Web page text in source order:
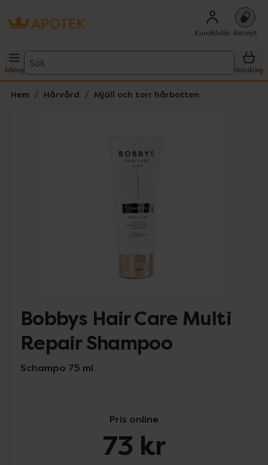
Kundklubb Recept
Meny
Sök
Varukorg
Hem Hårvård Mjäll och torr hårbotten
Bobbys Hair Care Multi
Repair Shampoo
Schampo 75 ml
Pris online
73 kr